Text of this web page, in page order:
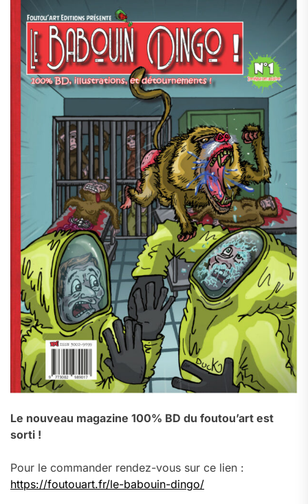
Le nouveau magazine 100% BD du foutou’art est
sorti !
Pour le commander rendez-vous sur ce lien :
https://foutouart.fr/le-babouin-dingo/